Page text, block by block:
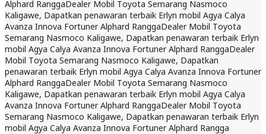
Alphard RanggaDealer Mobil Toyota Semarang Nasmoco
Kaligawe, Dapatkan penawaran terbaik Erlyn mobil Agya Calya
Avanza Innova Fortuner Alphard RanggaDealer Mobil Toyota
Semarang Nasmoco Kaligawe, Dapatkan penawaran terbaik Erlyn
mobil Agya Calya Avanza Innova Fortuner Alphard RanggaDealer
Mobil Toyota Semarang Nasmoco Kaligawe, Dapatkan
penawaran terbaik Erlyn mobil Agya Calya Avanza Innova Fortuner
Alphard RanggaDealer Mobil Toyota Semarang Nasmoco
Kaligawe, Dapatkan penawaran terbaik Erlyn mobil Agya Calya
Avanza Innova Fortuner Alphard RanggaDealer Mobil Toyota
Semarang Nasmoco Kaligawe, Dapatkan penawaran terbaik Erlyn
mobil Agya Calya Avanza Innova Fortuner Alphard Rangga